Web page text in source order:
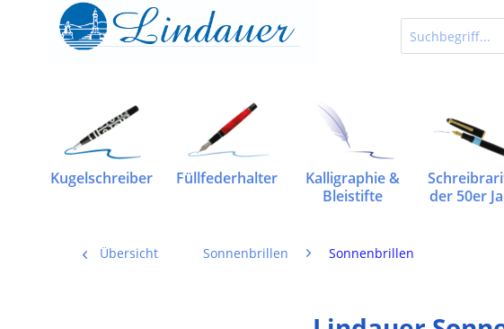
Kugelschreiber Füllfederhalter
Kalligraphie &
Bleistifte
der 50er
Übersicht Sonnenbrillen Sonnenbrillen